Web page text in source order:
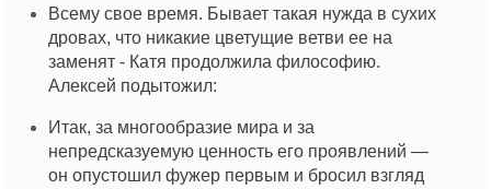
Всему свое время. Бывает такая нужда в сухих
дровах, что никакие цветущие ветви ее на
заменят - Катя продолжила философию.
Алексей подытожил:
Итак, за многообразие мира и за
непредсказуемую ценность его проявлений —
он опустошил фужер первым и бросил взгляд